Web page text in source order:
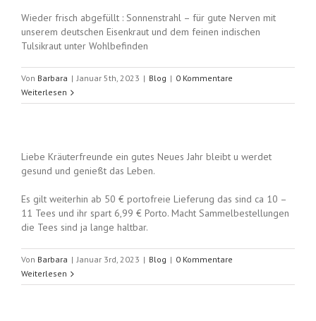
Wieder frisch abgefüllt : Sonnenstrahl – für gute Nerven mit
unserem deutschen Eisenkraut und dem feinen indischen
Tulsikraut unter Wohlbefinden
Von Barbara | Januar 5th, 2023 | Blog | 0 Kommentare
Weiterlesen
Liebe Kräuterfreunde ein gutes Neues Jahr bleibt u werdet
gesund und genießt das Leben.
Es gilt weiterhin ab 50 € portofreie Lieferung das sind ca 10 –
11 Tees und ihr spart 6,99 € Porto. Macht Sammelbestellungen
die Tees sind ja lange haltbar.
Von Barbara | Januar 3rd, 2023 | Blog | 0 Kommentare
Weiterlesen